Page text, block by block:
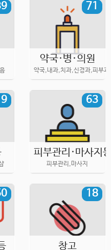
71
약국·병·의원
약국,내과,치과,신경과,피부과
63
피부관리·마사지등
피부관리,마사지
18
창고